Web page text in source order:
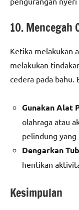
10. Mencegah
Ketika melakukan
melakukan
cedera pada
Gunakan Alat
olahraga atau
pelindung yang
Dengarkan
hentikan
Kesimpulan